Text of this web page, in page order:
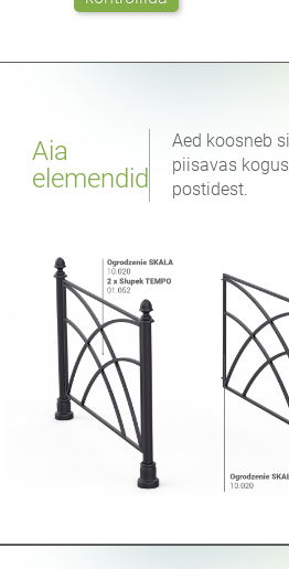
Aia
elemendid
Aed koosneb
piisavas
postidest.